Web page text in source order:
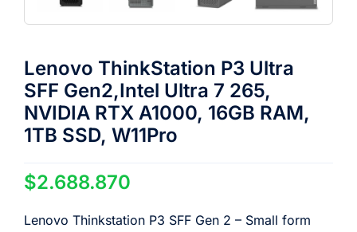
Lenovo ThinkStation P3 Ultra
SFF Gen2,Intel Ultra 7 265,
NVIDIA RTX A1000, 16GB RAM,
1TB SSD, W11Pro
$2.688.870
Lenovo Thinkstation P3 SFF Gen 2 – Small form